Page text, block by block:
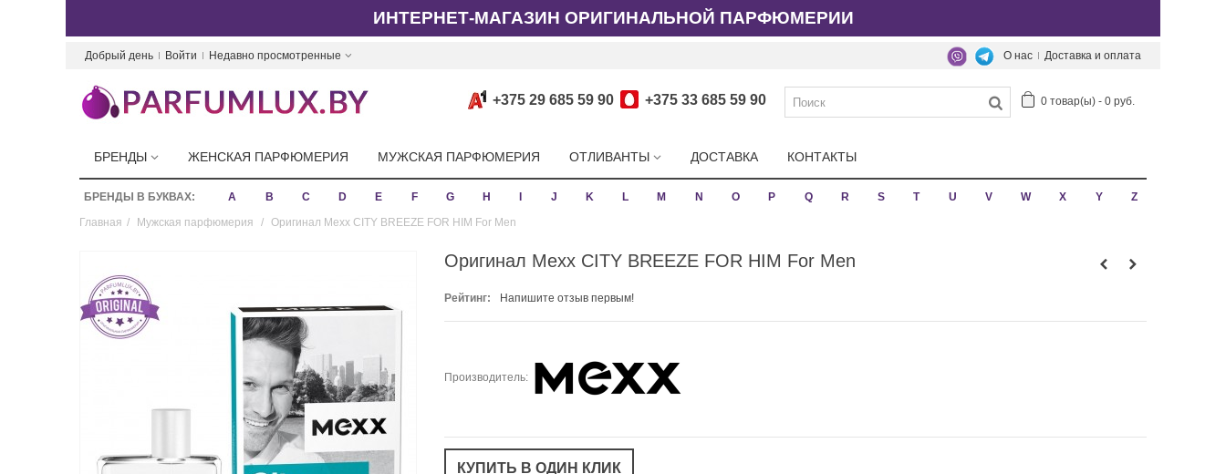
ИНТЕРНЕТ-МАГАЗИН ОРИГИНАЛЬНОЙ ПАРФЮМЕРИИ
Добрый день Войти Недавно просмотренные Доставка и оплата
О нас
0 товар(ы) - 0 руб.
+375 29 685 59 90 +375 33 685 59 90
БРЕНДЫ ЖЕНСКАЯ ПАРФЮМЕРИЯ МУЖСКАЯ ПАРФЮМЕРИЯ ОТЛИВАНТЫ ДОСТАВКА КОНТАКТЫ
БРЕНДЫ В БУКВАХ: A B C D E F G H J K L M N O P Q R S T U V W X Y
Z
Главная / Мужская парфюмерия / Оригинал Mexx CITY BREEZE FOR HIM For Men
Оригинал Mexx CITY BREEZE FOR HIM For Men
Рейтинг: Напишите отзыв первым!
Производитель: